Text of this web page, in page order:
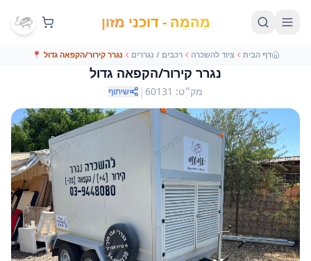
מֵהמֵה - דוכני מזון
דף הבית ציוד להשכרה רכבים / נגררים נגרר קירור/הקפאה גדול 📍
נגרר קירור/הקפאה גדול
מק״ט:
60131
| שיתוף